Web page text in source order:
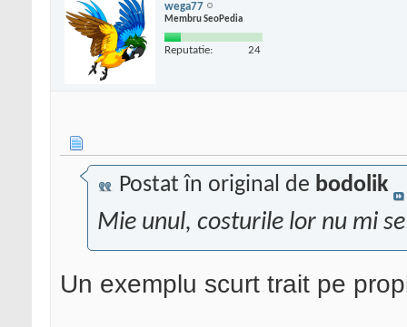
wega77
Membru SeoPedia
Reputatie: 24
Postat în original de bodolik
Mie unul, costurile lor nu mi
Un exemplu scurt trait pe